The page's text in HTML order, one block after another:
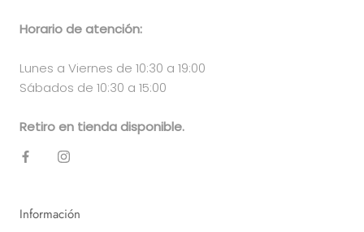
Horario de atención:
Lunes a Viernes de 10:30 a 19:00
Sábados de 10:30 a 15:00
Retiro en tienda disponible.
Información